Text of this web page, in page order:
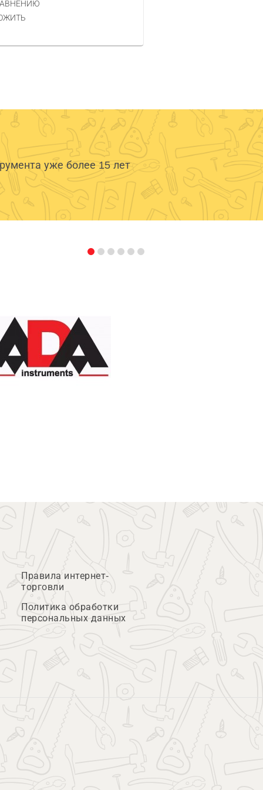
уже более 15 лет
Правила интернет-
торговли
Политика обработки
персональных данных